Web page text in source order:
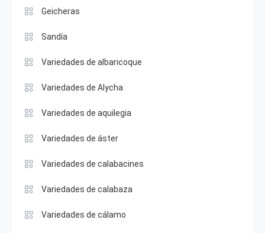
Geicheras
Sandía
Variedades de albaricoque
Variedades de Alycha
Variedades de aquilegia
Variedades de áster
Variedades de calabacines
Variedades de calabaza
Variedades de cálamo